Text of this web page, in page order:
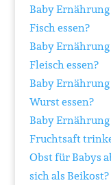
Baby
Fisch essen?
Baby
Fleisch essen?
Baby
Wurst essen?
Baby
Fruchtsaft
Obst für Babys
sich als Beikost?